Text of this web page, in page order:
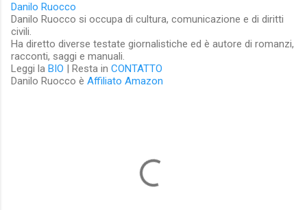
Danilo Ruocco
Danilo Ruocco si occupa di cultura, comunicazione e di diritti
civili.
Ha diretto diverse testate giornalistiche ed è autore di romanzi,
racconti, saggi e manuali.
Leggi la BIO | Resta in CONTATTO
Danilo Ruocco è Affiliato Amazon